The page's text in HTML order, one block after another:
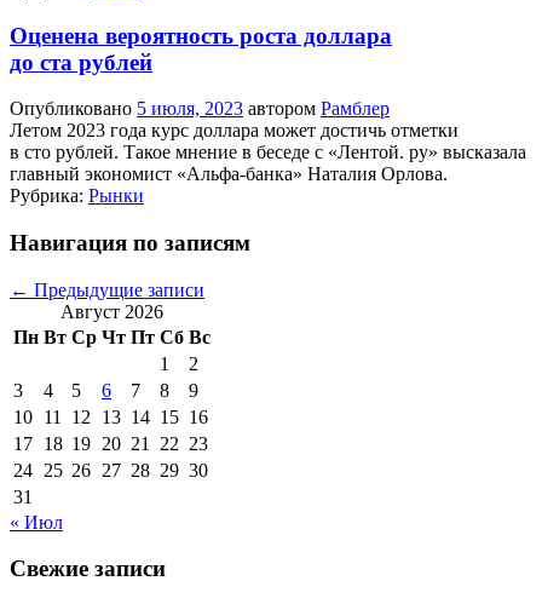
Оценена вероятность роста доллара
до ста рублей
Опубликовано 5 июля, 2023 автором Рамблер
Летом 2023 года курс доллара может достичь отметки
в сто рублей. Такое мнение в беседе с «Лентой. ру» высказала
главный экономист «Альфа-банка» Наталия Орлова.
Рубрика: Рынки
Навигация по записям
← Предыдущие записи
Август 2026
Пн Вт Ср Чт Пт Сб Вс
1
2
3
4 5 6 7 8
9
10 11 12 13 14 15 16
17 18 19 20 21 22 23
24 25 26 27 28 29 30
31
« Июл
Свежие записи